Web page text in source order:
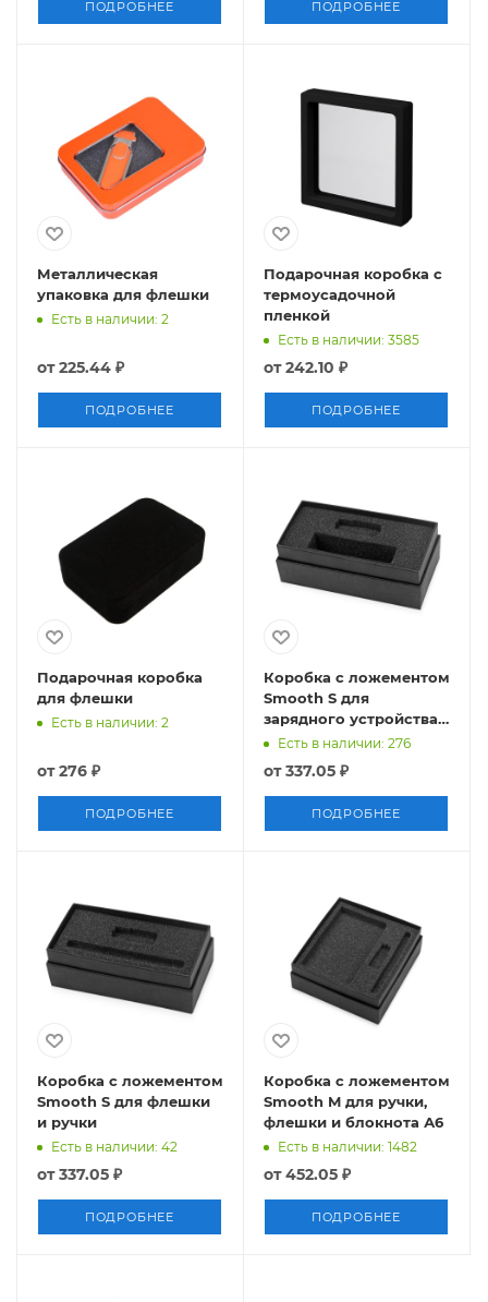
ПОДРОБНЕЕ ПОДРОБНЕЕ
Металлическая
упаковка для флешки
Есть в наличии: 2
от225.44 ₽
ПОДРОБНЕЕ
Подарочная коробка с
термоусадочной
пленкой
Есть в наличии: 3585
от242.10 ₽
ПОДРОБНЕЕ
Подарочная коробка
для флешки
Есть в наличии: 2
от276 ₽
ПОДРОБНЕЕ
Коробка с ложементом
Smooth S для
зарядного устройства
и флешки
Есть в наличии: 276
от337.05 ₽
ПОДРОБНЕЕ
Коробка с ложементом
Smooth S для флешки
и ручки
Есть в наличии: 42
от337.05 ₽
ПОДРОБНЕЕ
Коробка с ложементом
Smooth M для ручки,
флешки и блокнота А6
Есть в наличии: 1482
от452.05 ₽
ПОДРОБНЕЕ